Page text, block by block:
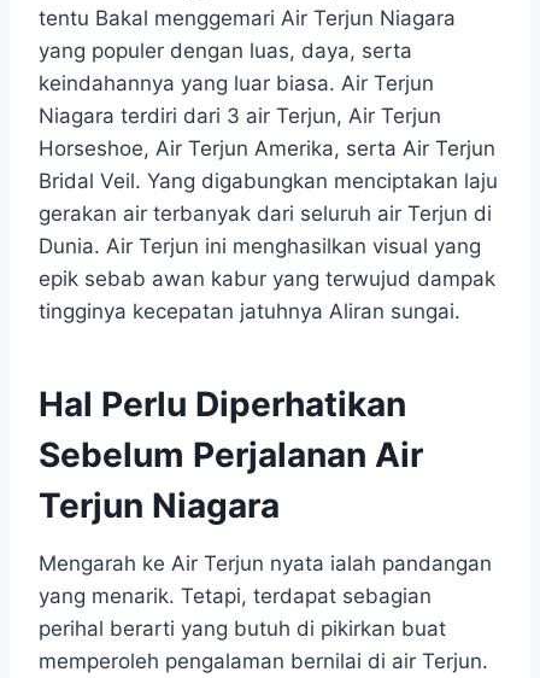
tentu Bakal menggemari Air Terjun Niagara
yang populer dengan luas, daya, serta
keindahannya yang luar biasa. Air Terjun
Niagara terdiri dari 3 air Terjun, Air Terjun
Horseshoe, Air Terjun Amerika, serta Air Terjun
Bridal Veil. Yang digabungkan menciptakan laju
gerakan air terbanyak dari seluruh air Terjun di
Dunia. Air Terjun ini menghasilkan visual yang
epik sebab awan kabur yang terwujud dampak
tingginya kecepatan jatuhnya Aliran sungai.
Hal Perlu Diperhatikan
Sebelum Perjalanan Air
Terjun Niagara
Mengarah ke Air Terjun nyata ialah pandangan
yang menarik. Tetapi, terdapat sebagian
perihal berarti yang butuh di pikirkan buat
memperoleh pengalaman bernilai di air Terjun.